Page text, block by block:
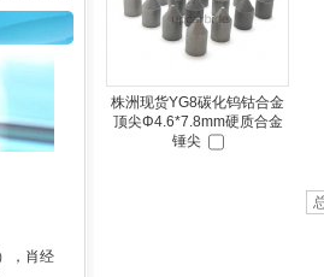
，肖经
株洲现货YG8碳化钨钴合金
顶尖Φ4.6*7.8mm硬质合金
锤尖